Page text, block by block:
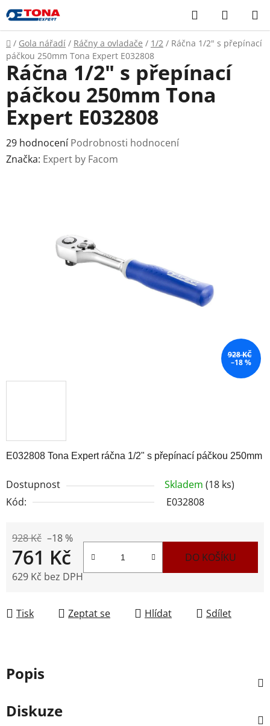
Přejít
na
obsah
Hledat
KOŠÍK
Domů
/ Gola nářadí / Ráčny a ovladače / 1/2 / Ráčna 1/2" s přepínací
páčkou 250mm Tona Expert E032808
E032808 Tona Expert ráčna 1/2" s přepínací páčkou 250mm
Dostupnost Skladem (18 ks)
Kód:
E032808
928 Kč –18 %
761 Kč
629 Kč bez DPH
DO KOŠÍKU
Tisk Zeptat se Hlídat Sdílet
Ráčna 1/2" s přepínací
páčkou 250mm Tona
Expert E032808
Průměrné
hodnocení
29 hodnocení Podrobnosti hodnocení
Značka: Expert by Facom
928 KČ
–18 %
Popis
Diskuze